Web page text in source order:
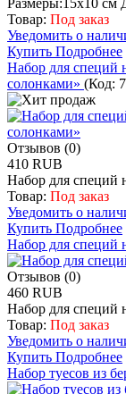
Товар: Под заказ
Уведомить о
Купить Подробнее
Набор для специй
солонками» (Код:
Отзывов (0)
410 RUB
Набор для специй
Товар: Под заказ
Уведомить о
Купить Подробнее
Набор для специй
Отзывов (0)
460 RUB
Набор для специй
Товар: Под заказ
Уведомить о
Купить Подробнее
Набор туесов из